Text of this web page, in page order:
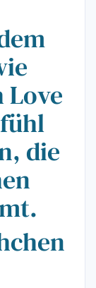
Love
die